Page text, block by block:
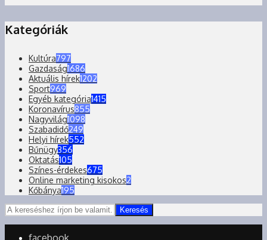
Kategóriák
Kultúra797
Gazdaság1686
Aktuális hírek1202
Sport969
Egyéb kategória1415
Koronavírus855
Nagyvilág1098
Szabadidő249
Helyi hírek552
Bűnügy356
Oktatás105
Színes-érdekes675
Online marketing kisokos2
Kőbánya195
Keresés
facebook